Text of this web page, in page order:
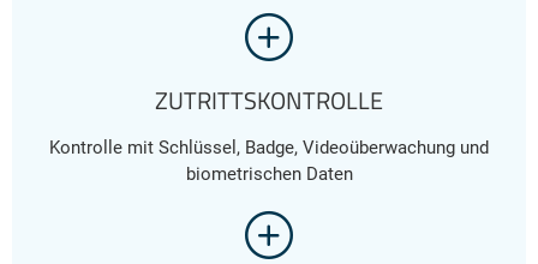
ZUTRITTSKONTROLLE
Kontrolle mit Schlüssel, Badge, Videoüberwachung und
biometrischen Daten